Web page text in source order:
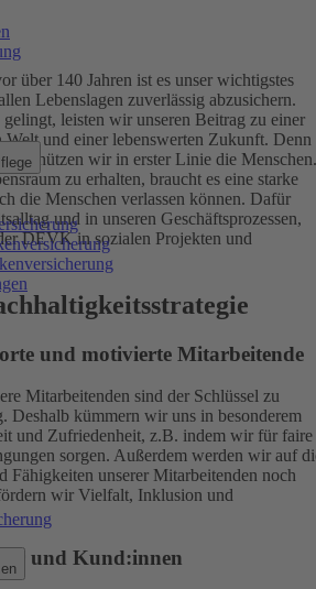
über 140 Jahren ist es unser wichtigstes
Lebenslagen zuverlässig abzusichern.
leisten wir unseren Beitrag zu einer
Welt und einer lebenswerten Zukunft. Denn
so schützen wir in erster Linie die Menschen.
zu erhalten, braucht es eine starke
die Menschen verlassen können. Dafür
und in unseren Geschäftsprozessen,
DEVK in sozialen Projekten und
und motivierte Mitarbeitende
Mitarbeitenden sind der Schlüssel zu
Deshalb kümmern wir uns in besonderem
und Zufriedenheit, z.B. indem wir für faire
sorgen. Außerdem werden wir auf
Fähigkeiten unserer Mitarbeitenden noch
wir Vielfalt, Inklusion und
und Kund:innen